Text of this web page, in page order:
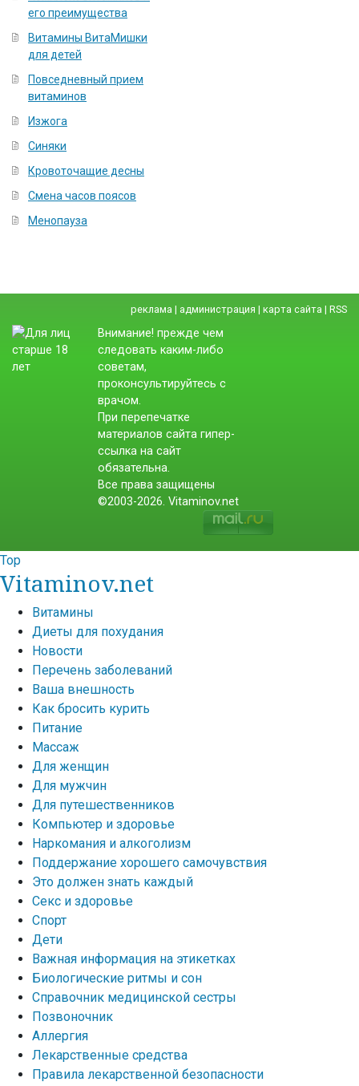
его преимущества
Витамины ВитаМишки
для детей
Повседневный прием
витаминов
Изжога
Синяки
Кровоточащие десны
Смена часов поясов
Менопауза
реклама | администрация | карта сайта | RSS
Внимание! прежде чем
следовать каким-либо
советам,
проконсультируйтесь с
врачом.
При перепечатке
материалов сайта гипер-
ссылка на сайт
обязательна.
Все права защищены
©2003-2026. Vitaminov.net
Top
Vitaminov.net
Витамины
Диеты для похудания
Новости
Перечень заболеваний
Ваша внешность
Как бросить курить
Питание
Массаж
Для женщин
Для мужчин
Для путешественников
Компьютер и здоровье
Наркомания и алкоголизм
Поддержание хорошего самочувствия
Это должен знать каждый
Секс и здоровье
Спорт
Дети
Важная информация на этикетках
Биологические ритмы и сон
Справочник медицинской сестры
Позвоночник
Аллергия
Лекарственные средства
Правила лекарственной безопасности